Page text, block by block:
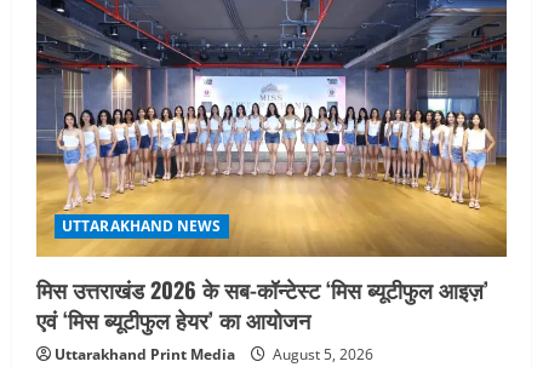
2 August 5, 2026
3
STATES NEWS
महाराज की राजस्थान के मुख्यमंत्री से
शिष्टाचार भेंट पर्यटन और सांस्कृतिक
गतिविधियों के विस्तार पर हुई चर्चा
August 4, 2026
4
UTTARAKHAND NEWS
नोमुरा रिपोर्ट: जंग के कारण भारत को हर वर्ष
₹14.15 लाख करोड़ का नुकसान, जो देश की
जीडीपी का 4.3% के बराबर
August 3, 2026
UTTARAKHAND NEWS
मिस उत्तराखंड 2026 के सब-कॉन्टेस्ट ‘मिस ब्यूटीफुल आइज़’
एवं ‘मिस ब्यूटीफुल हेयर’ का आयोजन
Uttarakhand Print Media August 5, 2026